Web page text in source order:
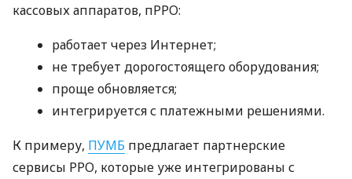
кассовых аппаратов, пРРО:
работает через Интернет;
не требует дорогостоящего оборудования;
проще обновляется;
интегрируется с платежными решениями.
К примеру, ПУМБ предлагает партнерские
сервисы РРО, которые уже интегрированы с